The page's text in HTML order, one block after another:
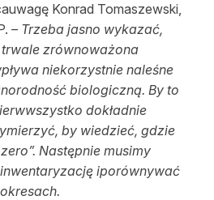
Konrad Tomaszewski,
– Trzeba jasno wykazać,
zrównoważona
niekorzystnie naleśne
biologiczną. By to
dokładnie
by wiedzieć, gdzie
Następnie musimy
iporównywać